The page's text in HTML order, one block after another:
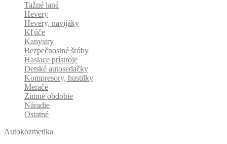
Tažné laná
Hevery
Hevery, navijáky
Kľúče
Kanystry
Bezpečnostné šróby
Hasiace prístroje
Detské autosedačky
Kompresory, hustilky
Merače
Zimné obdobie
Náradie
Ostatné
Autokozmetika